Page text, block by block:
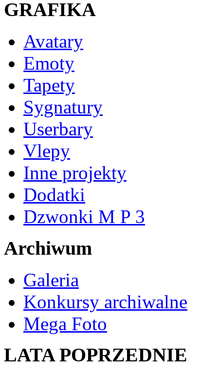
GRAFIKA
Avatary
Emoty
Tapety
Sygnatury
Userbary
Vlepy
Inne projekty
Dodatki
Dzwonki M P 3
Archiwum
Galeria
Konkursy archiwalne
Mega Foto
LATA POPRZEDNIE